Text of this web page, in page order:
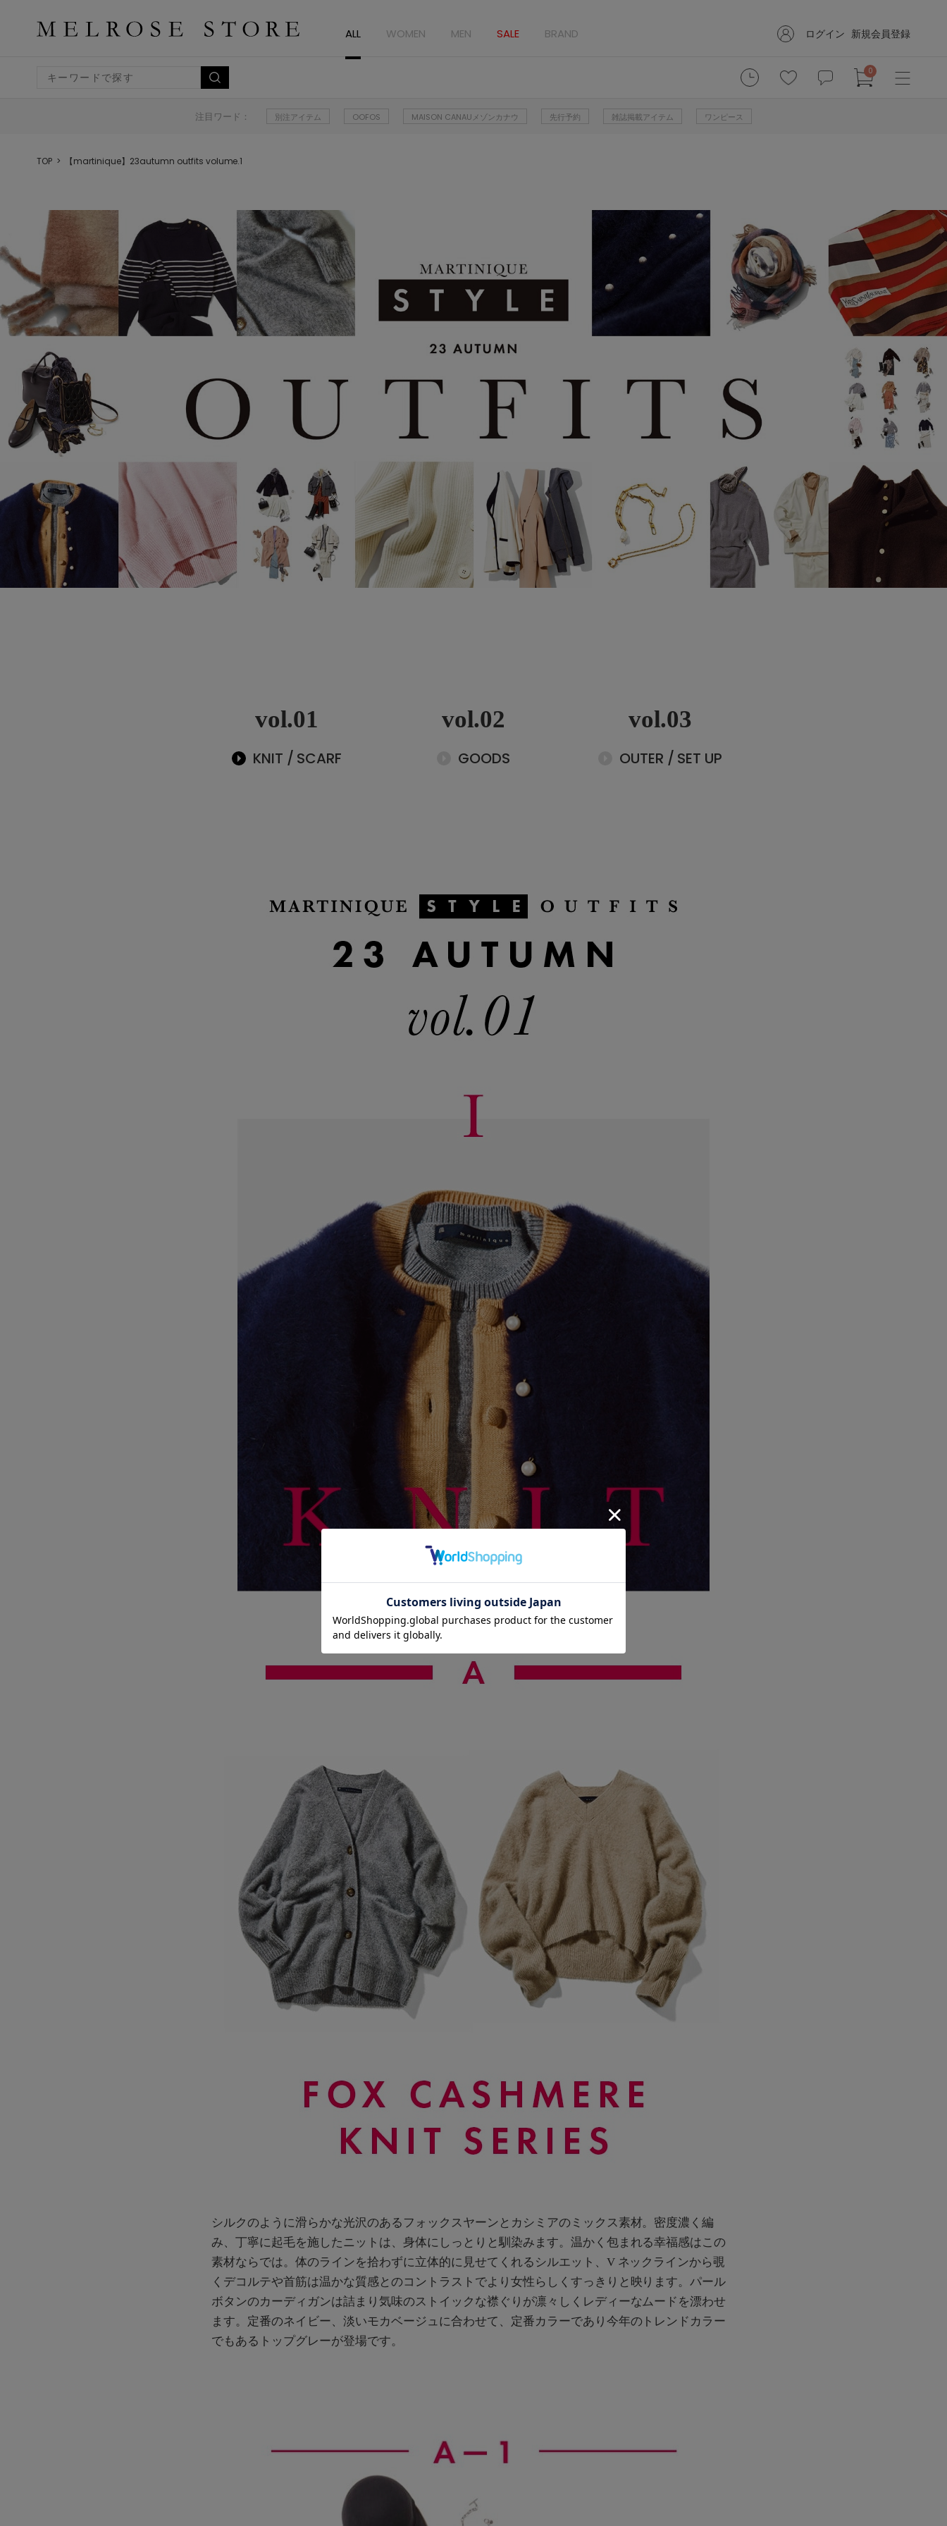
ALL WOMEN MEN SALE BRAND ログイン 新規会員登録
0
注目ワード： 別注アイテム OOFOS MAISON CANAUメゾンカナウ 先行予約 雑誌掲載アイテム ワンピース
TOP 【martinique】23autumn outfits volume.1
vol.01
KNIT / SCARF
vol.02
GOODS
vol.03
OUTER / SET UP
シルクのように滑らかな光沢のあるフォックスヤーンとカシミアのミックス素材。密度濃く編
み、丁寧に起毛を施したニットは、身体にしっとりと馴染みます。温かく包まれる幸福感はこの
素材ならでは。体のラインを拾わずに立体的に見せてくれるシルエット、V ネックラインから覗
くデコルテや首筋は温かな質感とのコントラストでより女性らしくすっきりと映ります。パール
ボタンのカーディガンは詰まり気味のストイックな襟ぐりが凛々しくレディーなムードを漂わせ
ます。定番のネイビー、淡いモカベージュに合わせて、定番カラーであり今年のトレンドカラー
でもあるトップグレーが登場です。